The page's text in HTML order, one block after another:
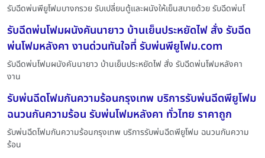
รับฉีดพ่นพียูโฟมบางกรวย รับเปลี่ยนตู้และผนังให้เย็นสบายด้วย รับฉีดพ่นโ
รับฉีดพ่นโฟมผนังคันนายาว บ้านเย็นประหยัดไฟ สั่ง รับฉีด
พ่นโฟมหลังคา งานด่วนทันใจที่ รับพ่นพียูโฟม.com
รับฉีดพ่นโฟมผนังคันนายาว บ้านเย็นประหยัดไฟ สั่ง รับฉีดพ่นโฟมหลังคา
งาน
รับพ่นฉีดโฟมกันความร้อนกรุงเทพ บริการรับพ่นฉีดพียูโฟม
ฉนวนกันความร้อน รับพ่นโฟมหลังคา ทั่วไทย ราคาถูก
รับพ่นฉีดโฟมกันความร้อนกรุงเทพ บริการรับพ่นฉีดพียูโฟม ฉนวนกันความ
ร้อน